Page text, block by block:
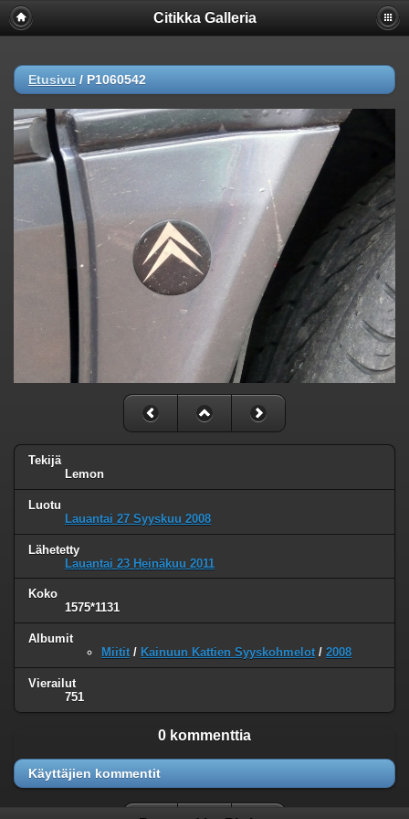
Citikka Galleria
Etusivu / P1060542
Tekijä
Lemon
Luotu
Lauantai 27 Syyskuu 2008
Lähetetty
Lauantai 23 Heinäkuu 2011
Koko
1575*1131
Albumit
Miitit / Kainuun Kattien Syyskohmelot / 2008
Vierailut
751
0 kommenttia
Käyttäjien kommentit